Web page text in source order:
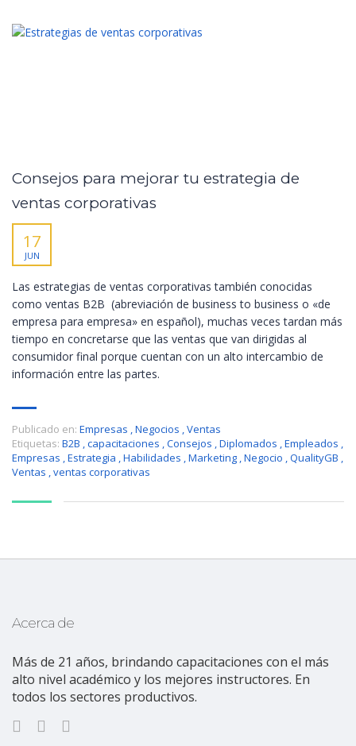
Consejos para mejorar tu estrategia de
ventas corporativas
17
JUN
Las estrategias de ventas corporativas también conocidas
como ventas B2B (abreviación de business to business o «de
empresa para empresa» en español), muchas veces tardan más
tiempo en concretarse que las ventas que van dirigidas al
consumidor final porque cuentan con un alto intercambio de
información entre las partes.
Publicado en: Empresas ,Negocios ,Ventas
Etiquetas: B2B ,capacitaciones ,Consejos ,Diplomados ,Empleados ,
Empresas ,Estrategia ,Habilidades ,Marketing ,Negocio ,QualityGB ,
Ventas ,ventas corporativas
Acerca de
Más de 21 años, brindando capacitaciones con el más
alto nivel académico y los mejores instructores. En
todos los sectores productivos.